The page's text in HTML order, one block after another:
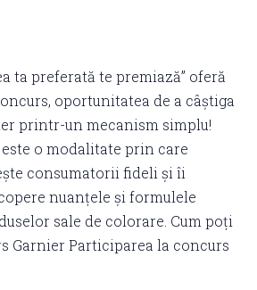
ta preferată te premiază” oferă
oportunitatea de a câștiga
printr-un mecanism simplu!
o modalitate prin care
consumatorii fideli și îi
nuanțele și formulele
sale de colorare. Cum poți
Garnier Participarea la concurs